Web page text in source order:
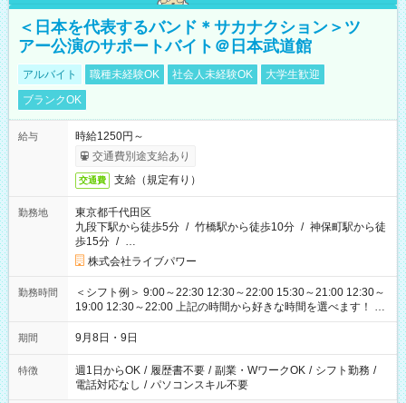
＜日本を代表するバンド＊サカナクション＞ツ
アー公演のサポートバイト＠日本武道館
アルバイト 職種未経験OK 社会人未経験OK
大学生歓迎
ブランクOK
給与
時給1250円～
交通費別途支給あり
交通費 支給（規定有り）
勤務地
東京都千代田区
九段下駅から徒歩5分 / 竹橋駅から徒歩10分 / 神保町駅から徒
歩15分 / …
株式会社ライブパワー
勤務時間
＜シフト例＞ 9:00～22:30 12:30～22:00 15:30～21:00 12:30～
19:00 12:30～22:00 上記の時間から好きな時間を選べます！ ※
時間は変更となる可能性があります
期間 9月8日・9日
特徴 週1日からOK / 履歴書不要 / 副業・WワークOK / シフト勤務 /
電話対応なし / パソコンスキル不要